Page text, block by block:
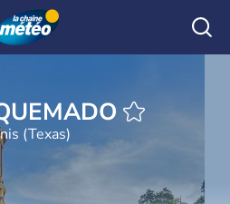
QUEMADO
(Texas)